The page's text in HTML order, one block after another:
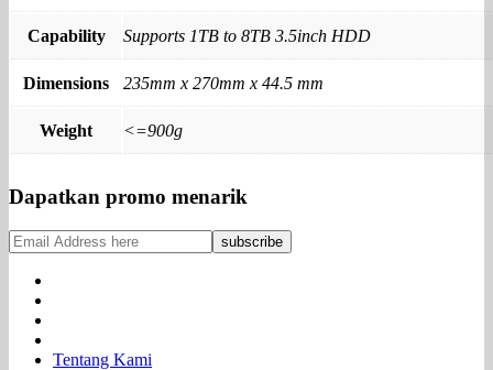
Capability Supports 1TB to 8TB 3.5inch HDD
Dimensions 235mm x 270mm x 44.5 mm
Weight <=900g
Dapatkan promo menarik
Tentang Kami